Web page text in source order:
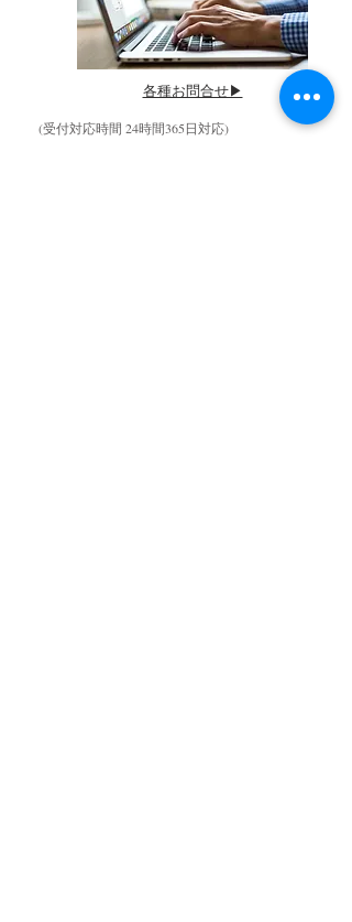
各種お問合せ▶︎
(受付対応時間 24時間365日対応)